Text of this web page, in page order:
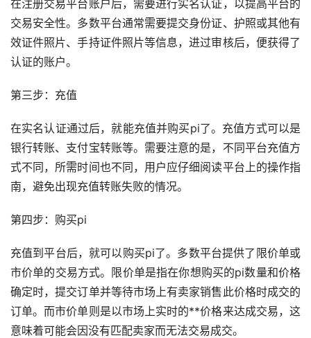
在注册交易平台账户后，需要进行实名认证，以提高平台的
交易安全性。多数平台通常需要提交身份证、护照或其他有
效证件照片、手持证件照片等信息，进过审核后，便获得了
认证的账户。
第三步：充值
在实名认证通过后，就能充值并购买pi了。充值方式可以是
银行转账、 支付宝转账等。需要注意的是，不同平台充值方
式不同，所需时间也不同，用户应仔细阅读平台上的操作指
南，避免出现充值转账失败的情况。
第四步：购买pi
充值到平台后，就可以购买pi了。多数平台提供了限价单或
市价单的交易方式。限价单是指在你想购买的pi数量和价格
确定时，提交订单并等待市场 上有卖家销售此价格时成交的
订单。而市价单则是以市场上实时的**价格来达成交易，这
意味着可能会因没有匹配卖家而无法交易成交。